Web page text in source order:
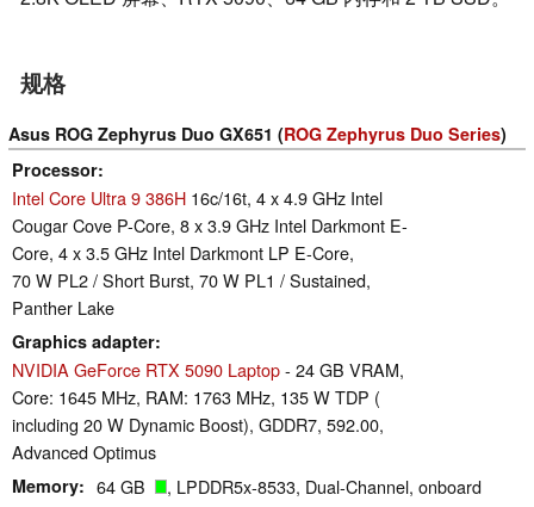
规格
Asus ROG Zephyrus Duo GX651 (ROG Zephyrus Duo Series)
Processor
Intel Core Ultra 9 386H 16c/16t, 4 x 4.9 GHz Intel
Cougar Cove P-Core, 8 x 3.9 GHz Intel Darkmont E-
Core, 4 x 3.5 GHz Intel Darkmont LP E-Core,
70 W PL2 / Short Burst, 70 W PL1 / Sustained,
Panther Lake
Graphics adapter
NVIDIA GeForce RTX 5090 Laptop- 24 GB VRAM,
Core: 1645 MHz, RAM: 1763 MHz, 135 W TDP (
including 20 W Dynamic Boost), GDDR7, 592.00,
Advanced Optimus
Memory 64 GB , LPDDR5x-8533, Dual-Channel, onboard